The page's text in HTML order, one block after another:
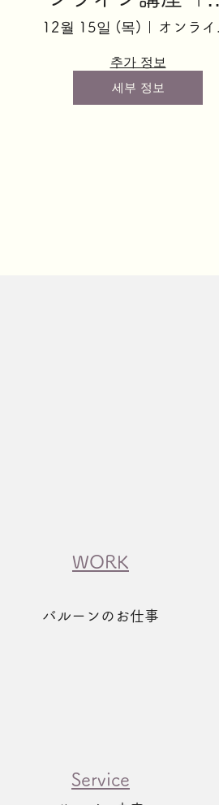
ークレットサン
タ」 19:00
12월 15일 (목)
추가 정보
세부 정보
WORK​
​バルーンのお仕事
​Service